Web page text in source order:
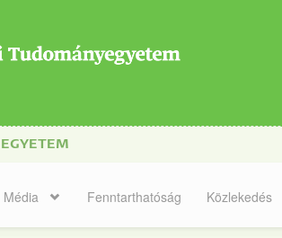
Média Fenntarthatóság Közlekedés